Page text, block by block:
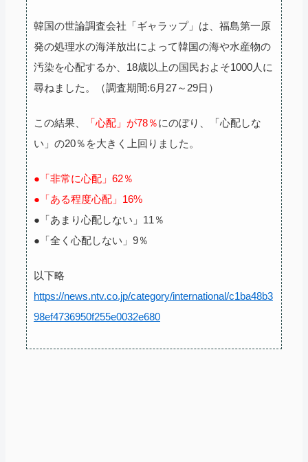
韓国の世論調査会社「ギャラップ」は、福島第一原
発の処理水の海洋放出によって韓国の海や水産物の
汚染を心配するか、18歳以上の国民およそ1000人に
尋ねました。（調査期間:6月27～29日）
この結果、 「心配」が78％にのぼり、「心配しな
い」の20％を大きく上回りました。
●「非常に心配」62％
●「ある程度心配」16%
●「あまり心配しない」11％
●「全く心配しない」9％
以下略
https://news.ntv.co.jp/category/international/c1ba48b3
98ef4736950f255e0032e680